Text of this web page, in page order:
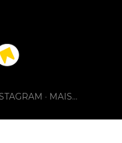
MAIS…